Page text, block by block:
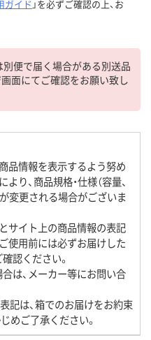
ガイド 」を必ずご確認の上、お
便で届く場合がある別送品
面にてご確認をお願い致し
品情報を表示するよう努め
り、商品規格・仕様（容量、
変更される場合がございま
サイト上の商品情報の表記
使用前には必ずお届けした
認ください。
は、メーカー等にお問い合
記は、箱でのお届けをお約束
めご了承ください。